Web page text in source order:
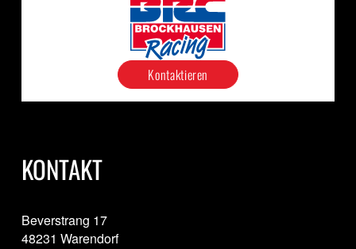
Kontaktieren
KONTAKT
Beverstrang 17
48231 Warendorf